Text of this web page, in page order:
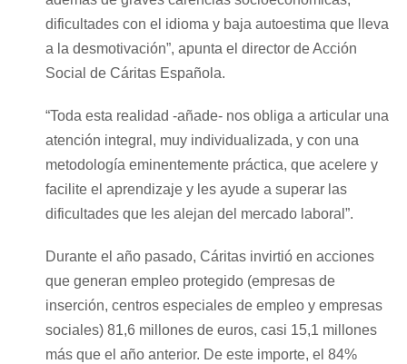
dificultades con el idioma y baja autoestima que lleva
a la desmotivación”, apunta el director de Acción
Social de Cáritas Española.
“Toda esta realidad -añade- nos obliga a articular una
atención integral, muy individualizada, y con una
metodología eminentemente práctica, que acelere y
facilite el aprendizaje y les ayude a superar las
dificultades que les alejan del mercado laboral”.
Durante el año pasado, Cáritas invirtió en acciones
que generan empleo protegido (empresas de
inserción, centros especiales de empleo y empresas
sociales) 81,6 millones de euros, casi 15,1 millones
más que el año anterior. De este importe, el 84%